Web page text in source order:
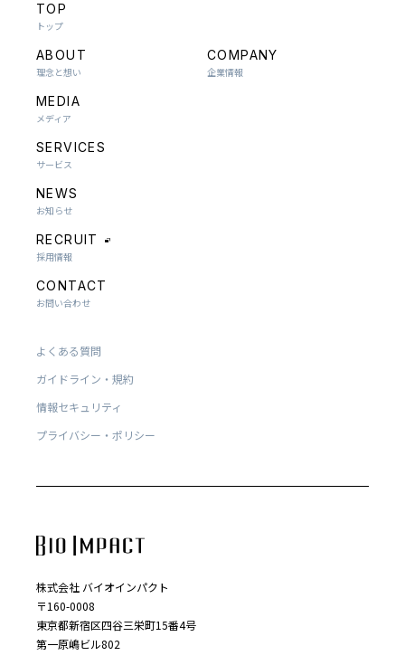
株式会社 バイオインパクト
〒160-0008
東京都新宿区四谷三栄町15番4号
第一原嶋ビル802
よくある質問
ガイドライン・規約
情報セキュリティ
プライバシー・ポリシー
TOP
トップ
ABOUT
理念と想い
COMPANY
企業情報
MEDIA
メディア
SERVICES
サービス
NEWS
お知らせ
RECRUIT
採用情報
CONTACT
お問い合わせ